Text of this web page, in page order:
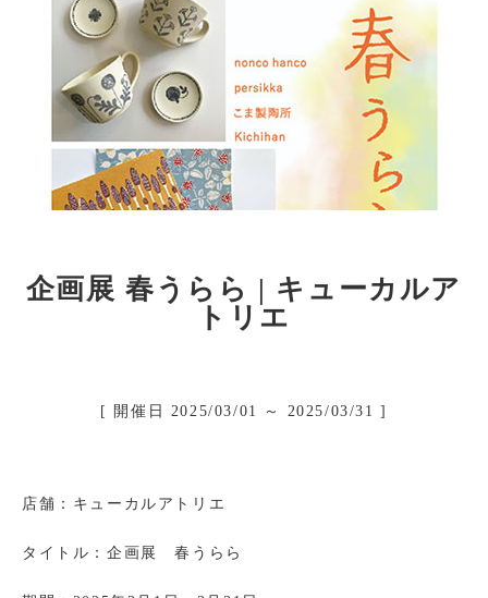
フロアマップ
アクセス＆営業時間
館内有料トイレのご案内
バス(マイクロ含む)の駐車
駐車場
お問い合わせ
イベント募集
個人情報保護方針
企画展 春うらら | キューカルア
トリエ
[ 開催日 2025/03/01 ～ 2025/03/31 ]
店舗：キューカルアトリエ
タイトル：企画展 春うらら